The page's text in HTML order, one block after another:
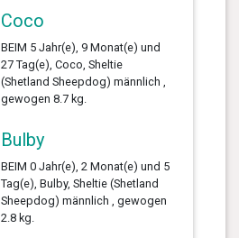
Coco
BEIM 5 Jahr(e), 9 Monat(e) und
27 Tag(e), Coco, Sheltie
(Shetland Sheepdog) männlich ,
gewogen 8.7 kg.
Bulby
BEIM 0 Jahr(e), 2 Monat(e) und 5
Tag(e), Bulby, Sheltie (Shetland
Sheepdog) männlich , gewogen
2.8 kg.